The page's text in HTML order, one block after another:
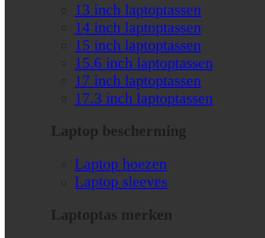
13 inch laptoptassen
14 inch laptoptassen
15 inch laptoptassen
15.6 inch laptoptassen
17 inch laptoptassen
17.3 inch laptoptassen
Laptop bescherming
Laptop hoezen
Laptop sleeves
Laptoptas merken